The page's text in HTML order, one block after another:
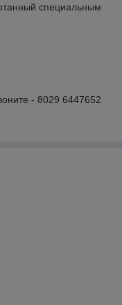
специальным
- 8029 6447652